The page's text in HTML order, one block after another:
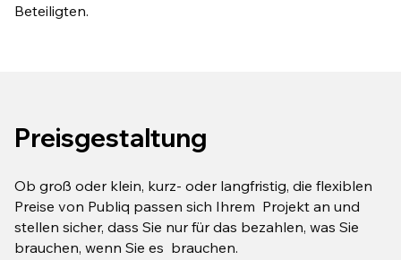
Beteiligten.
Preisgestaltung
Ob groß oder klein, kurz- oder langfristig, die flexiblen
Preise von Publiq passen sich Ihrem Projekt an und
stellen sicher, dass Sie nur für das bezahlen, was Sie
brauchen, wenn Sie es brauchen.